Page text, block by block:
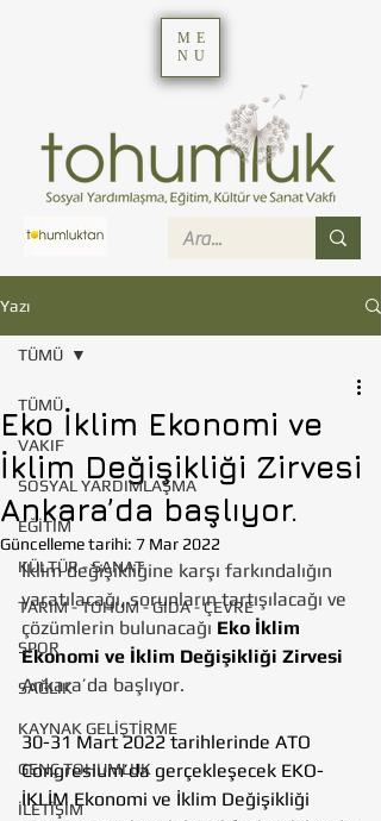
ME
NU
Yazı
TÜMÜ
VAKIF
SOSYAL YARDIMLAŞMA
EĞİTİM
KÜLTÜR - SANAT
TARIM - TOHUM - GIDA - ÇEVRE
SPOR
SAĞLIK
KAYNAK GELİŞTİRME
GENÇ TOHUMLUK
İLETİŞİM
TÜMÜ
Eko İklim Ekonomi ve
İklim Değişikliği Zirvesi
Ankara’da başlıyor.
Güncelleme tarihi: 7 Mar 2022
İklim değişikliğine karşı farkındalığın
yaratılacağı, sorunların tartışılacağı ve
çözümlerin bulunacağı Eko İklim
Ekonomi ve İklim Değişikliği Zirvesi
Ankara’da başlıyor.
30-31 Mart 2022 tarihlerinde ATO
Congresium’da gerçekleşecek EKO-
İKLİM Ekonomi ve İklim Değişikliği